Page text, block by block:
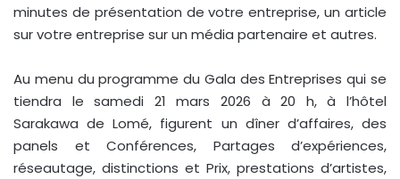
minutes de présentation de votre entreprise, un article
sur votre entreprise sur un média partenaire et autres.
Au menu du programme du Gala des Entreprises qui se
tiendra le samedi 21 mars 2026 à 20 h, à l’hôtel
Sarakawa de Lomé, figurent un dîner d’affaires, des
panels et Conférences, Partages d’expériences,
réseautage, distinctions et Prix, prestations d’artistes,